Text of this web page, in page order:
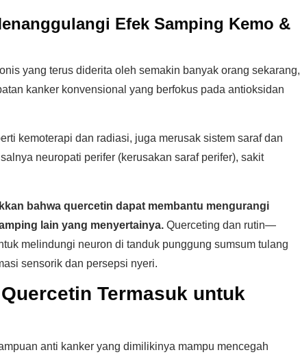
Efek Samping Kemo &
yang terus diderita oleh semakin banyak orang sekarang,
kanker konvensional yang berfokus pada antioksidan
kemoterapi dan radiasi, juga merusak sistem saraf dan
neuropati perifer (kerusakan saraf perifer), sakit
bahwa quercetin dapat membantu mengurangi
lain yang menyertainya. Querceting dan rutin—
melindungi neuron di tanduk punggung sumsum tulang
sensorik dan persepsi nyeri.
Termasuk untuk
anti kanker yang dimilikinya mampu mencegah